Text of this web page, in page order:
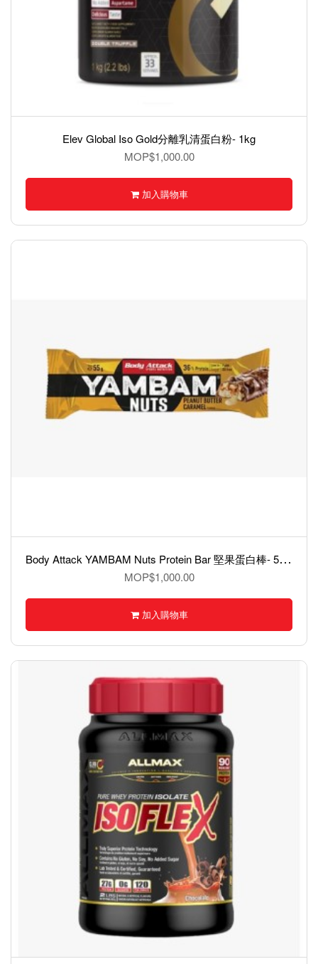
Elev Global Iso Gold分離乳清蛋白粉- 1kg
MOP$1,000.00
加入購物車
B
ody Attack YAMBAM Nuts Protein Bar 堅果蛋白棒- 55克
MOP$1,000.00
加入購物車